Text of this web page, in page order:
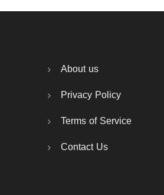
About us
Privacy Policy
Terms of Service
Contact Us